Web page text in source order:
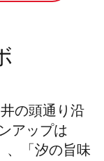
の頭通り沿
アップは
、「汐の旨味